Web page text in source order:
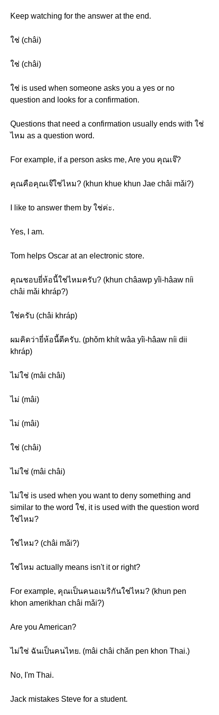
Keep watching for the answer at the end.
ใช่ (châi)
ใช่ (châi)
ใช่ is used when someone asks you a yes or no
question and looks for a confirmation.
Questions that need a confirmation usually ends with ใช่
ไหม as a question word.
For example, if a person asks me, Are you คุณเจ๊?
คุณคือคุณเจ๊ใช่ไหม? (khun khue khun Jae châi mǎi?)
I like to answer them by ใช่ค่ะ.
Yes, I am.
Tom helps Oscar at an electronic store.
คุณชอบยี่ห้อนี้ใช่ไหมครับ? (khun châawp yîi-hâaw níi
châi mǎi khráp?)
ใช่ครับ (châi khráp)
ผมคิดว่ายี่ห้อนี้ดีครับ. (phǒm khít wâa yîi-hâaw níi dii
khráp)
ไม่ใช่ (mâi châi)
ไม่ (mâi)
ไม่ (mâi)
ใช่ (châi)
ไม่ใช่ (mâi châi)
ไม่ใช่ is used when you want to deny something and
similar to the word ใช่, it is used with the question word
ใช่ไหม?
ใช่ไหม? (châi mǎi?)
ใช่ไหม actually means isn't it or right?
For example, คุณเป็นคนอเมริกันใช่ไหม? (khun pen
khon amerikhan châi mǎi?)
Are you American?
ไม่ใช่ ฉันเป็นคนไทย. (mâi châi chǎn pen khon Thai.)
No, I'm Thai.
Jack mistakes Steve for a student.